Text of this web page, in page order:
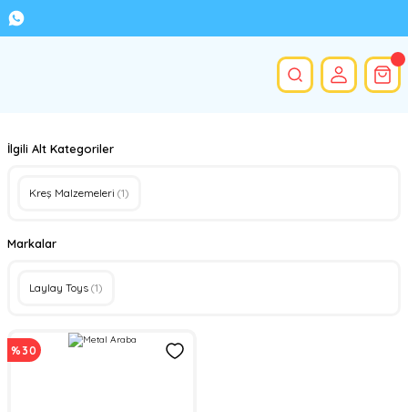
İlgili Alt Kategoriler
Kreş Malzemeleri (1)
Markalar
Laylay Toys (1)
%30